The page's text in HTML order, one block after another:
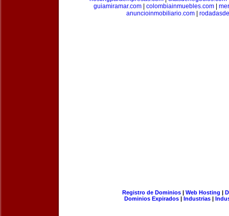
guiamiramar.com| colombiainmuebles.com|
anuncioinmobiliario.com
Registro de Dominios| Web Hosting |
Dominios Expirados | Industrias |